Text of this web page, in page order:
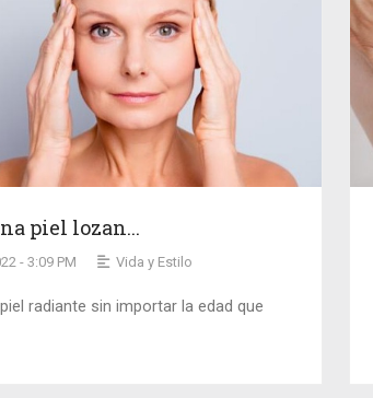
piel lozan...
- 3:09 PM Vida y Estilo
piel radiante sin importar la edad que